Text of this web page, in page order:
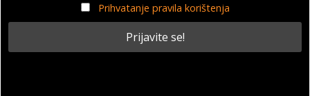
Prihvatanje pravila korištenja